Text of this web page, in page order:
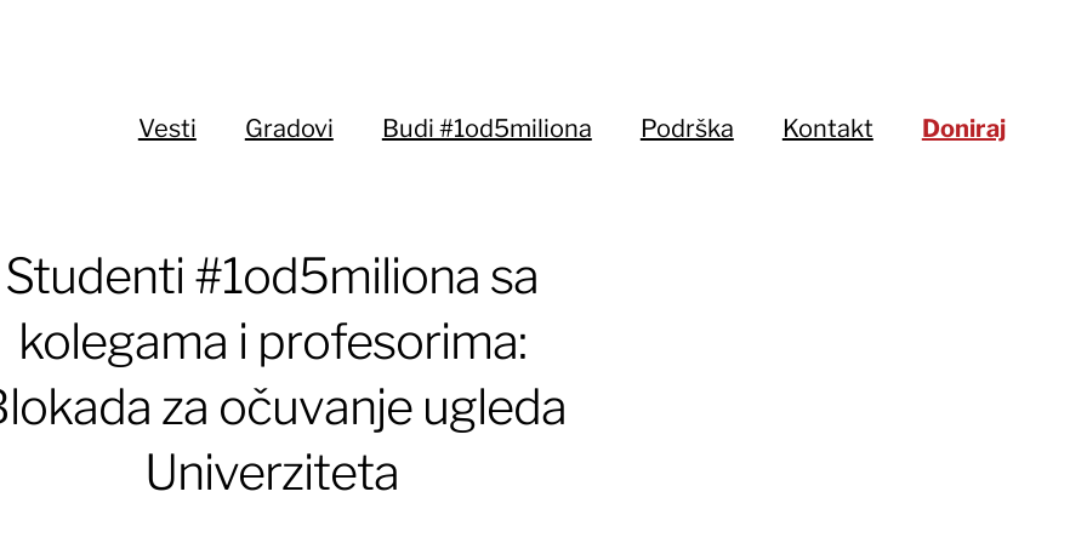
Vesti Gradovi Budi #1od5miliona Podrška Kontakt Doniraj
Studenti #1od5miliona sa
kolegama i profesorima:
za očuvanje ugleda
Univerziteta